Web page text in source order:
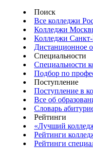
Поиск
Все колледжи
Колледжи
Колледжи Санкт-
Дистанционное
Специальности
Специальности
Подбор по
Поступление
Поступление в
Все об
Словарь
Рейтинги
«Лучший
Рейтинги
Рейтинги